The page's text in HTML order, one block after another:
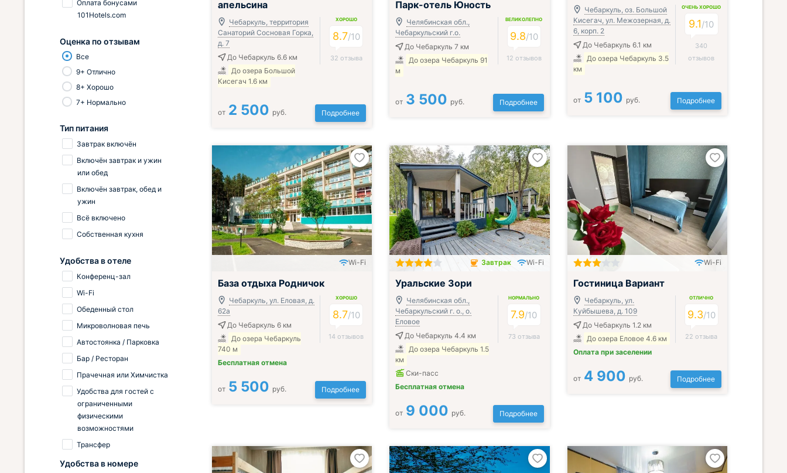
апельсина
Чебаркуль, территория
Санаторий Сосновая Горка,
д. 7
До Чебаркуль 6.6 км
До озера Большой
Кисегач 1.6 км
ХОРОШО
8.7/10
32 отзыва
от 2 500 руб. Подробнее
Парк-отель Юность
Челябинская обл.,
Чебаркульский г.о.
До Чебаркуль 7 км
До озера Чебаркуль 91
м
ВЕЛИКОЛЕПНО
9.8/10
12 отзывов
от 3 500 руб. Подробнее
Чебаркуль, оз. Большой
Кисегач, ул. Межозерная, д.
6, корп. 2
До Чебаркуль 6.1 км
До озера Чебаркуль 3.5
км
ОЧЕНЬ ХОРОШО
9.1/10
340
отзывов
от 5 100 руб. Подробнее
Включён завтрак, обед и ужин
Wi-Fi
База отдыха Родничок
Чебаркуль, ул. Еловая, д.
62а
До Чебаркуль 6 км
До озера Чебаркуль
740 м
Бесплатная отмена
ХОРОШО
8.7/10
14 отзывов
от 5 500 руб. Подробнее
Завтрак включён
Завтрак Wi-Fi
Уральские Зори
Челябинская обл.,
Чебаркульский г. о., о.
Еловое
До Чебаркуль 4.4 км
До озера Чебаркуль 1.5
км
Ски-пасс
Бесплатная отмена
НОРМАЛЬНО
7.9/10
73 отзыва
от 9 000 руб. Подробнее
Wi-Fi
Гостиница Вариант
Чебаркуль, ул.
Куйбышева, д. 109
До Чебаркуль 1.2 км
До озера Еловое 4.6 км
Оплата при заселении
ОТЛИЧНО
9.3/10
22 отзыва
от 4 900 руб. Подробнее
Оплата бонусами
101Hotels.com
Оценка по отзывам
Все
9+ Отлично
8+ Хорошо
7+ Нормально
Тип питания
Завтрак включён
Включён завтрак и ужин
или обед
Включён завтрак, обед и
ужин
Всё включено
Собственная кухня
Удобства в отеле
Конференц-зал
Wi-Fi
Обеденный стол
Микроволновая печь
Автостоянка / Парковка
Бар / Ресторан
Прачечная или Химчистка
Удобства для гостей с
ограниченными
физическими
возможностями
Трансфер
Удобства в номере